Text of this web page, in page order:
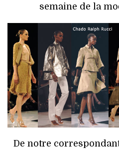
semaine de la
De notre